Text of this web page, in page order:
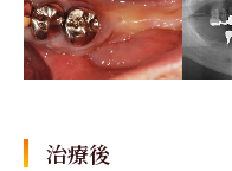
治療後